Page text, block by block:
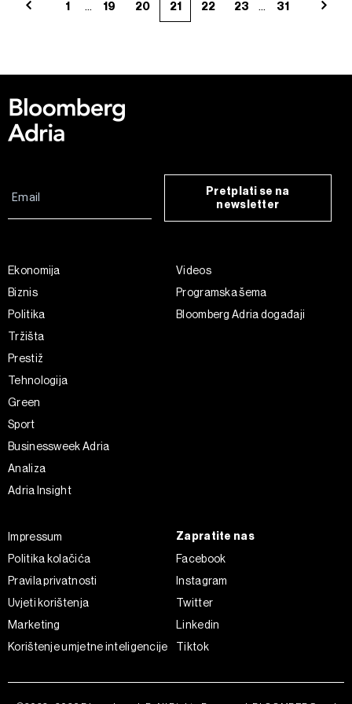
1 ... 19 20 21 22 23 ... 31
Pretplati se na
newsletter
Ekonomija
Biznis
Politika
Tržišta
Prestiž
Tehnologija
Green
Sport
Businessweek Adria
Analiza
Adria Insight
Videos
Programska šema
Bloomberg Adria događaji
Impressum
Politika kolačića
Pravila privatnosti
Uvjeti korištenja
Marketing
Korištenje umjetne inteligencije
Zapratite nas
Facebook
Instagram
Twitter
Linkedin
Tiktok